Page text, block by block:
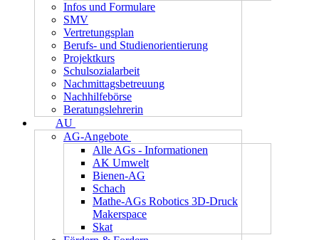
Infos und Formulare
SMV
Vertretungsplan
Berufs- und Studienorientierung
Projektkurs
Schulsozialarbeit
Nachmittagsbetreuung
Nachhilfebörse
Beratungslehrerin
AU
AG-Angebote
Alle AGs - Informationen
AK Umwelt
Bienen-AG
Schach
Mathe-AGs Robotics 3D-Druck
Makerspace
Skat